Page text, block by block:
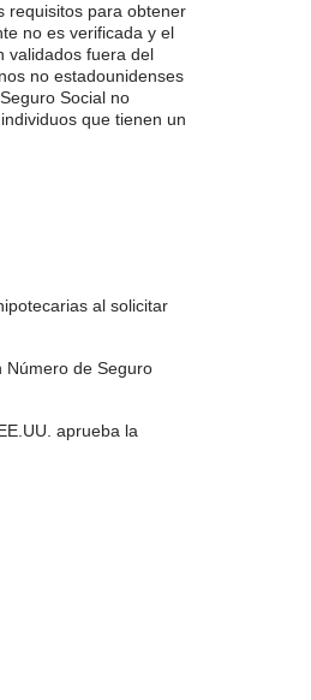
requisitos para obtener
no es verificada y el
validados fuera del
no estadounidenses
Social no
que tienen un
al solicitar
Número de Seguro
aprueba la